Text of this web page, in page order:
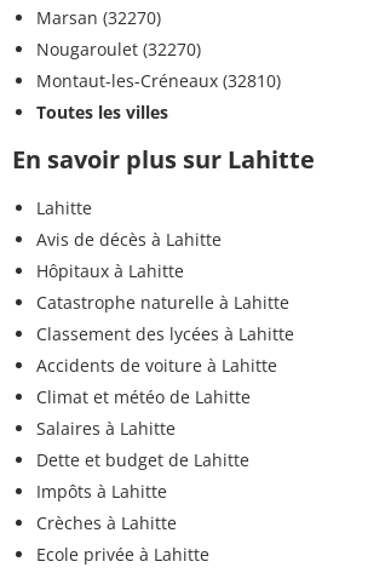
Marsan (32270)
Nougaroulet (32270)
Montaut-les-Créneaux (32810)
Toutes les villes
En savoir plus sur Lahitte
Lahitte
Avis de décès à Lahitte
Hôpitaux à Lahitte
Catastrophe naturelle à Lahitte
Classement des lycées à Lahitte
Accidents de voiture à Lahitte
Climat et météo de Lahitte
Salaires à Lahitte
Dette et budget de Lahitte
Impôts à Lahitte
Crèches à Lahitte
Ecole privée à Lahitte